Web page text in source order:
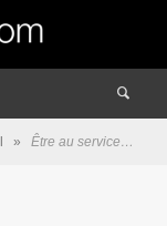
» Être au service…